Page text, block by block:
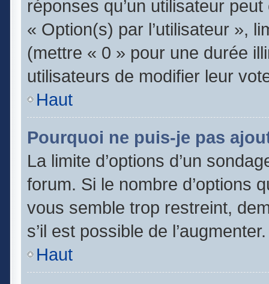
réponses qu’un utilisateur
« Option(s) par l’utilisateur »,
(mettre « 0 » pour une durée
utilisateurs de modifier leur
Haut
Pourquoi ne puis-je pas
La limite d’options d’un
forum. Si le nombre d’options
vous semble trop restreint,
s’il est possible de l’augmenter.
Haut